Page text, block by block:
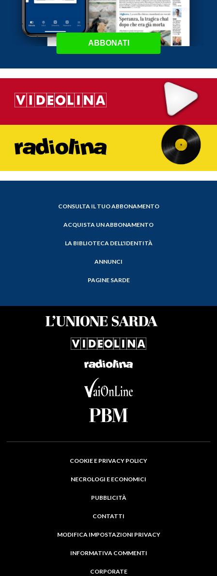
ABBONATI
CONSULTA IL TUO ABBONAMENTO
ACQUISTA UN ABBONAMENTO
LA BIBLIOTECA DELL'IDENTITÀ
ANNUNCI
PAGINE SARDE
COOKIE E PRIVACY POLICY
NECROLOGI E ECONOMICI
PUBBLICITÀ
CONTATTI
MODIFICA IMPOSTAZIONI PRIVACY
INFORMATIVA COMMENTI
CORPORATE